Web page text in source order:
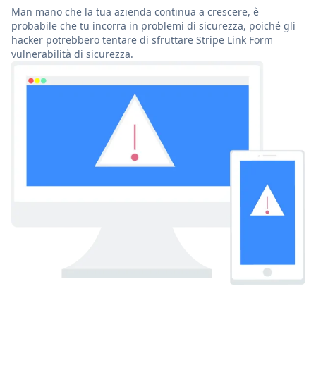
Man mano che la tua azienda continua a crescere, è
probabile che tu incorra in problemi di sicurezza, poiché gli
hacker potrebbero tentare di sfruttare Stripe Link Form
vulnerabilità di sicurezza.